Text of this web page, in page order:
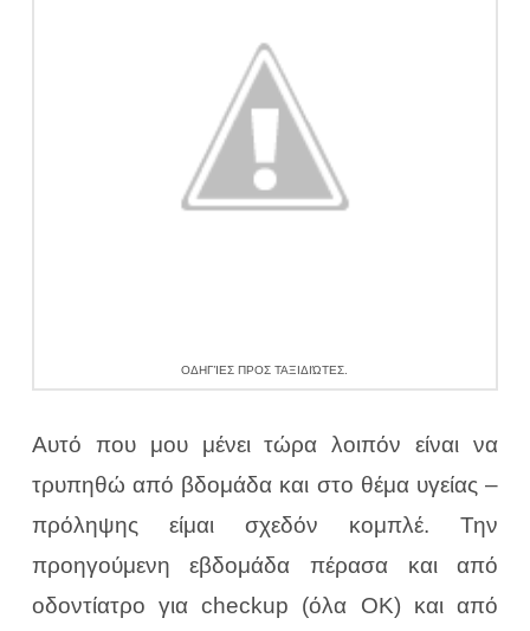
ΟΔΗΓΊΕΣ ΠΡΟΣ ΤΑΞΙΔΙΏΤΕΣ.
Αυτό που μου μένει τώρα λοιπόν είναι να
τρυπηθώ από βδομάδα και στο θέμα υγείας –
πρόληψης είμαι σχεδόν κομπλέ. Την
προηγούμενη εβδομάδα πέρασα και από
οδοντίατρο για checkup (όλα ΟΚ) και από